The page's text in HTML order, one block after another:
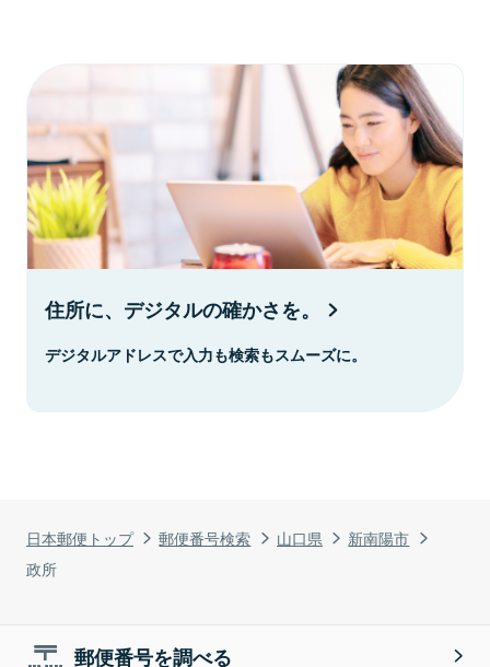
日本郵便トップ 郵便番号検索 山口県
新南陽市
政所
住所に、デジタルの確かさを。
デジタルアドレスで入力も検索もスムーズに。
郵便番号を調べる